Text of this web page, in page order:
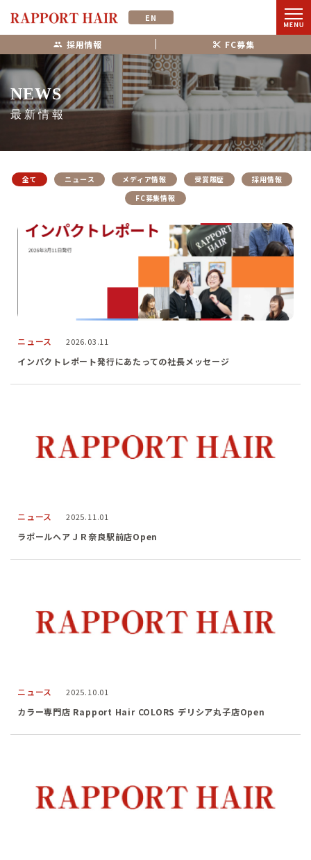
EN
採用情報 FC募集
NEWS
最新情報
全て ニュース メディア情報 受賞履歴
採用情報
FC募集情報
ニュース 2026.03.11
インパクトレポート発行にあたっての社長メッセージ
ニュース 2025.11.01
ラポールヘアＪＲ奈良駅前店Open
ニュース 2025.10.01
カラー専門店 Rapport Hair COLORS デリシア丸子店Open